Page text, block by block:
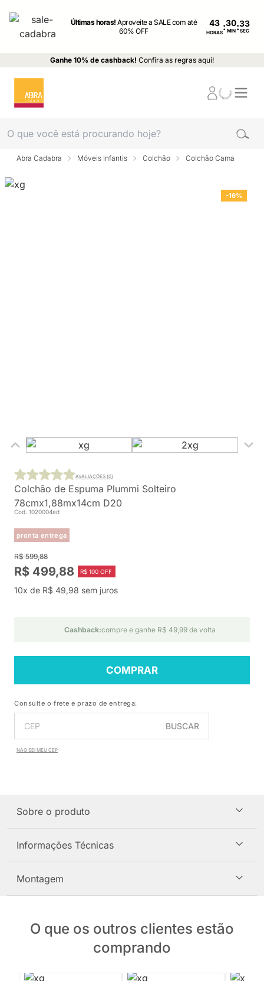
Últimas horas!Aproveite a SALE com até
60% OFF
43
HORAS: MIN : SEG
Ganhe 10% de cashback! Confira as regras aqui!
Abra Cadabra Móveis Infantis Colchão Colchão Cama
-16%
Colchão de Espuma Plummi Solteiro
78cmx1,88mx14cm D20
Cod. 1020004ad
pronta entrega
AVALIAÇÕES (0)
R$ 599,88
R$ 499,88 R$ 100 OFF
10x de R$ 49,98 sem juros
Cashback:compre e ganhe R$ 49,99 de volta
COMPRAR
Consulte o frete e prazo de entrega:
BUSCAR
NÃO SEI MEU CEP
Sobre o produto
Informações Técnicas
Montagem
O que os outros clientes estão
comprando